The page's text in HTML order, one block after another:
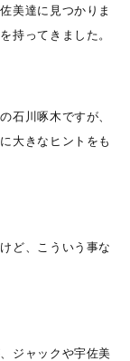
美達に見つかりま
持ってきました。
石川啄木ですが、
大きなヒントをも
ど、こういう事な
ジャックや宇佐美